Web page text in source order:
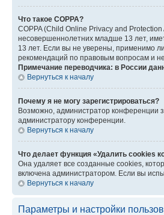
Что такое COPPA?
COPPA (Child Online Privacy and
несовершеннолетних младше 13 лет,
13 лет. Если вы не уверены, применимо
рекомендаций по правовым вопросам и
Примечание переводчика: в России
Вернуться к началу
Почему я не могу зарегистрироваться?
Возможно, администратор конференции
администратору конференции.
Вернуться к началу
Что делает функция «Удалить cookies
Она удаляет все созданные cookies,
включена администратором. Если вы
Вернуться к началу
Параметры и настройки